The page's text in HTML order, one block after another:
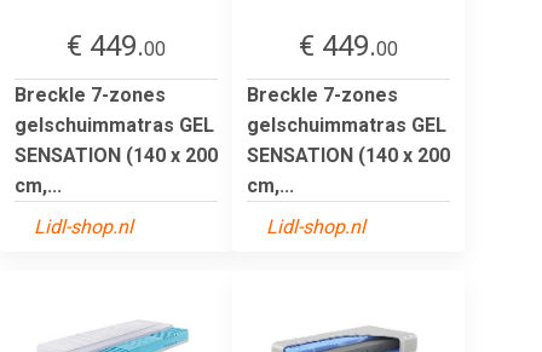
€ 449.00
Breckle 7-zones
gelschuimmatras GEL
SENSATION (140 x 200
cm,...
Lidl-shop.nl
€ 449.00
Breckle 7-zones
gelschuimmatras GEL
SENSATION (140 x 200
cm,...
Lidl-shop.nl